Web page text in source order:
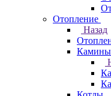
Отопление
Назад
Камины